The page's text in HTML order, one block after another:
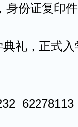
份证复印
典礼，正式入